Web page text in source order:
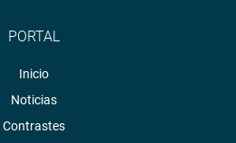
PORTAL
Inicio
Noticias
Contrastes